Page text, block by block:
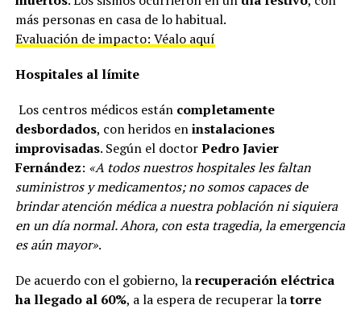
más personas en casa de lo habitual.
Evaluación de impacto: Véalo aquí
Hospitales al límite
Los centros médicos están completamente
desbordados, con heridos eninstalaciones
improvisadas. Según el doctorPedro Javier
Fernández: «A todos nuestros hospitales les faltan
suministros y medicamentos; no somos capaces de
brindar atención médica a nuestra población ni siquiera
en un día normal. Ahora, con esta tragedia, la emergencia
es aún mayor».
De acuerdo con el gobierno, larecuperación eléctrica
ha llegado al 60%, a la espera de recuperar latorre